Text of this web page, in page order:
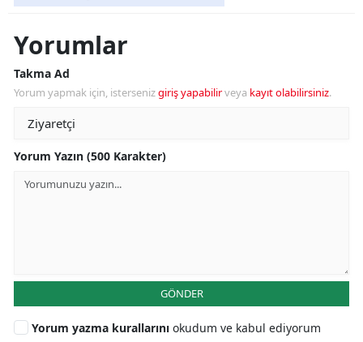
Yorumlar
Takma Ad
Yorum yapmak için, istersenizgiriş yapabilirveya kayıt olabilirsiniz.
Yorum Yazın (500 Karakter)
GÖNDER
Yorum yazma kurallarını okudum ve kabul ediyorum